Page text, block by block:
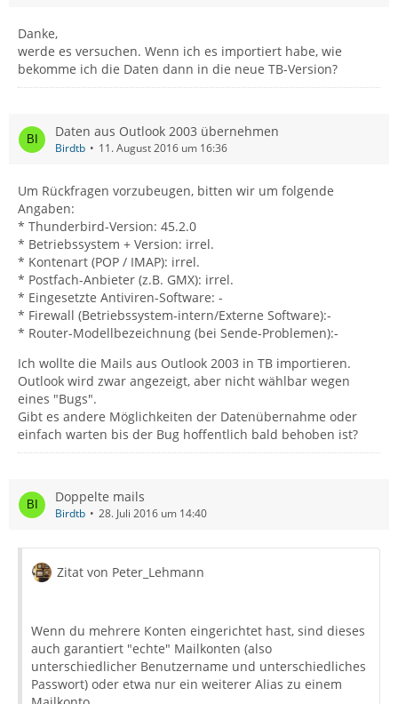
Danke,
werde es versuchen. Wenn ich es importiert habe, wie
bekomme ich die Daten dann in die neue TB-Version?
Daten aus Outlook 2003 übernehmen
Birdtb 11. August 2016 um 16:36
Um Rückfragen vorzubeugen, bitten wir um folgende
Angaben:
* Thunderbird-Version: 45.2.0
* Betriebssystem + Version: irrel.
* Kontenart (POP / IMAP): irrel.
* Postfach-Anbieter (z.B. GMX): irrel.
* Eingesetzte Antiviren-Software: -
* Firewall (Betriebssystem-intern/Externe Software):-
* Router-Modellbezeichnung (bei Sende-Problemen):-
Ich wollte die Mails aus Outlook 2003 in TB importieren.
Outlook wird zwar angezeigt, aber nicht wählbar wegen
eines "Bugs".
Gibt es andere Möglichkeiten der Datenübernahme oder
einfach warten bis der Bug hoffentlich bald behoben ist?
Doppelte mails
Birdtb 28. Juli 2016 um 14:40
Zitat von Peter_Lehmann
Wenn du mehrere Konten eingerichtet hast, sind dieses
auch garantiert "echte" Mailkonten (also
unterschiedlicher Benutzername und unterschiedliches
Passwort) oder etwa nur ein weiterer Alias zu einem